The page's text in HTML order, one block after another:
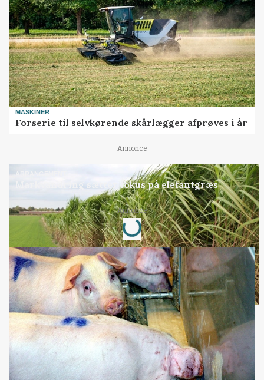
MASKINER
Forserie til selvkørende skårlægger afprøves i år
Annonce
ARRANGEMENT
Markvandring sætter fokus på elefantgræs
Annonce
Loading...